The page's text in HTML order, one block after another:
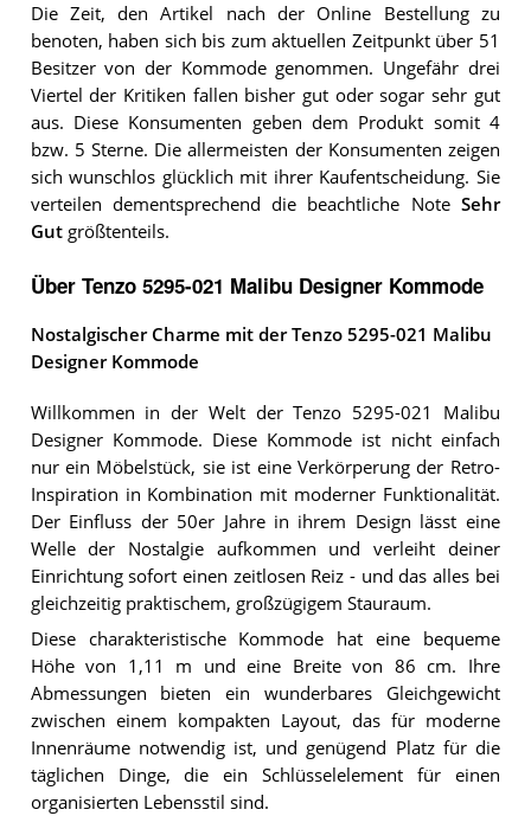
Die Zeit, den Artikel nach der Online Bestellung zu
benoten, haben sich bis zum aktuellen Zeitpunkt über 51
Besitzer von der Kommode genommen. Ungefähr drei
Viertel der Kritiken fallen bisher gut oder sogar sehr gut
aus. Diese Konsumenten geben dem Produkt somit 4
bzw. 5 Sterne. Die allermeisten der Konsumenten zeigen
sich wunschlos glücklich mit ihrer Kaufentscheidung. Sie
verteilen dementsprechend die beachtliche Note Sehr
Gutgrößtenteils.
Über Tenzo 5295-021 Malibu Designer Kommode
Nostalgischer Charme mit der Tenzo 5295-021 Malibu
Designer Kommode
Willkommen in der Welt der Tenzo 5295-021 Malibu
Designer Kommode. Diese Kommode ist nicht einfach
nur ein Möbelstück, sie ist eine Verkörperung der Retro-
Inspiration in Kombination mit moderner Funktionalität.
Der Einfluss der 50er Jahre in ihrem Design lässt eine
Welle der Nostalgie aufkommen und verleiht deiner
Einrichtung sofort einen zeitlosen Reiz - und das alles bei
gleichzeitig praktischem, großzügigem Stauraum.
Diese charakteristische Kommode hat eine bequeme
Höhe von 1,11 m und eine Breite von 86 cm. Ihre
Abmessungen bieten ein wunderbares Gleichgewicht
zwischen einem kompakten Layout, das für moderne
Innenräume notwendig ist, und genügend Platz für die
täglichen Dinge, die ein Schlüsselelement für einen
organisierten Lebensstil sind.